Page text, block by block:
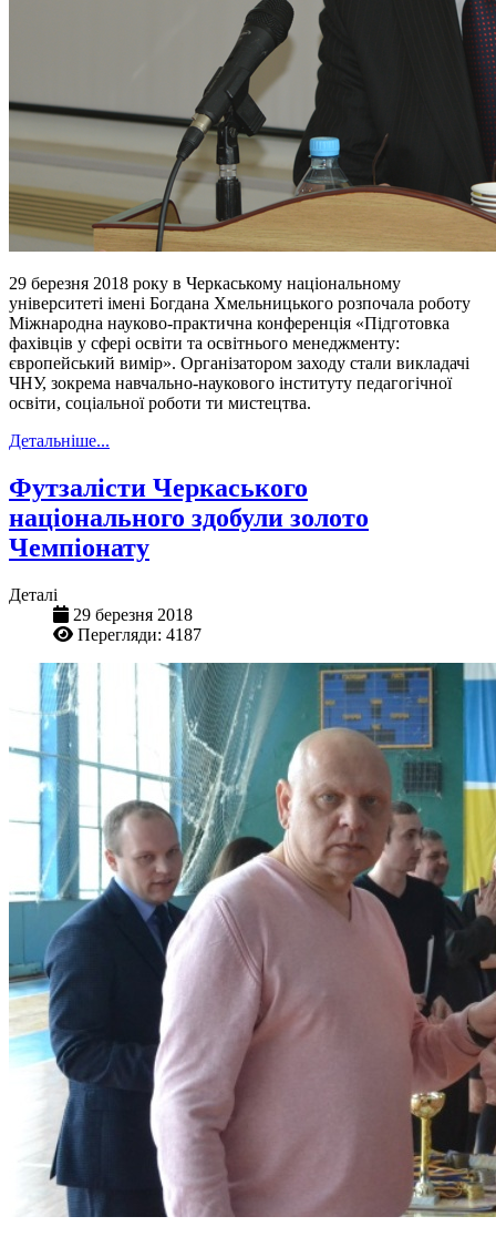
29 березня 2018 року в Черкаському національному
університеті імені Богдана Хмельницького розпочала роботу
Міжнародна науково-практична конференція «Підготовка
фахівців у сфері освіти та освітнього менеджменту:
європейський вимір». Організатором заходу стали викладачі
ЧНУ, зокрема навчально-наукового інституту педагогічної
освіти, соціальної роботи ти мистецтва.
Детальніше...
Футзалісти Черкаського
національного здобули золото
Чемпіонату
Деталі
29 березня 2018
Перегляди: 4187